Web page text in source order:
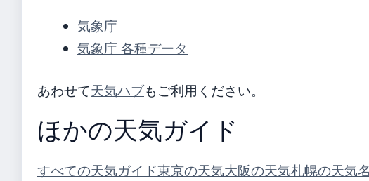
気象庁
気象庁 各種データ
あわせて天気ハブもご利用ください。
ほかの天気ガイド
すべての天気ガイド東京の天気大阪の天気札幌の天気